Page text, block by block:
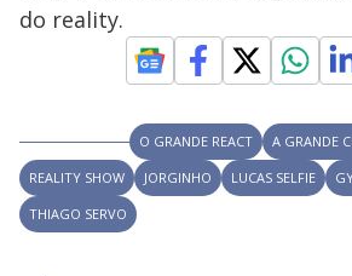
d
e
do reality.
O GRANDE REACT A GRANDE
REALITY SHOW
JORGINHO LUCAS SELFIE
THIAGO SERVO